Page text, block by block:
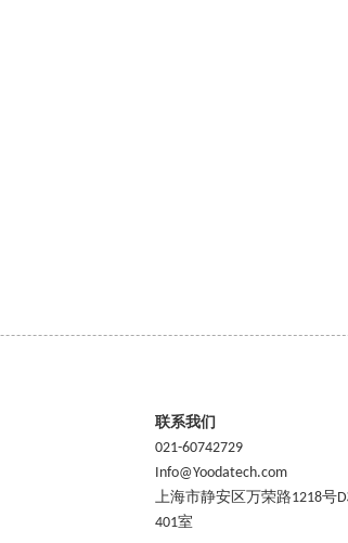
联系我们
021-60742729
Info@Yoodatech.com
上海市静安区万荣路1218号
401室